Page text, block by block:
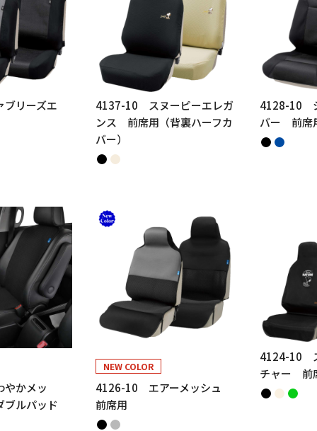
リーズエ
4137-10 スヌーピーエレガ
ンス 前席用（背裏ハーフカ
バー）
4128-10
バー 前席
かメッ
ルパッド
NEW COLOR
4126-10 エアーメッシュ
前席用
4124-10
チャー 前